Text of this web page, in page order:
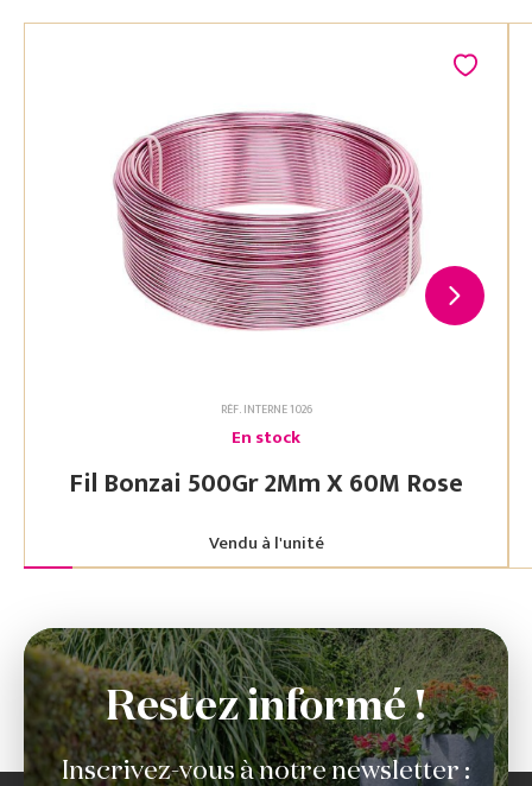
RÉF. INTERNE 1026
En stock
Fil Bonzai 500Gr 2Mm X 60M Rose
Vendu à l'unité
Restez informé !
Inscrivez-vous à notre newsletter :